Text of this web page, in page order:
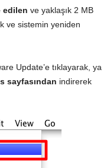
edilen ve yaklaşık 2 MB
ve sistemin yeniden
Update’e tıklayarak, ya
sayfasından indirerek